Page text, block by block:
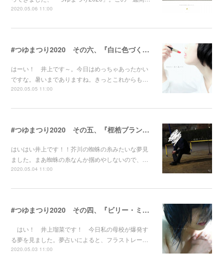
2020.05.06 11:00
#つゆまつり2020 その六、『白に色づく』のはなし
はーい！ 井上です～。今日はめっちゃあったかい
ですな。暑いまでありますね。きっとこれからも…
2020.05.05 11:00
#つゆまつり2020 その五、『桎梏ブランコ』のはなし
はいはい井上です！！芥川の蜘蛛の糸みたいな夢見
ました。まあ蜘蛛の糸なんか掴めやしないので、…
2020.05.04 11:00
#つゆまつり2020 その四、『ビリー・ミリガンの毒薬』のはなし
はい！ 井上瑠菜です！ 今日私の母校が爆発す
る夢を見ました。夢占いによると、フラストレー…
2020.05.03 11:00